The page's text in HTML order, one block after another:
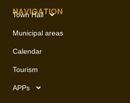
NAVIGATION
Town Hall
Municipal areas
Calendar
Tourism
APPs